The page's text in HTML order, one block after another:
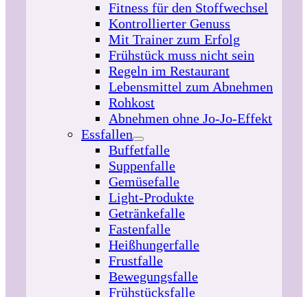
Fitness für den Stoffwechsel
Kontrollierter Genuss
Mit Trainer zum Erfolg
Frühstück muss nicht sein
Regeln im Restaurant
Lebensmittel zum Abnehmen
Rohkost
Abnehmen ohne Jo-Jo-Effekt
Essfallen
Buffetfalle
Suppenfalle
Gemüsefalle
Light-Produkte
Getränkefalle
Fastenfalle
Heißhungerfalle
Frustfalle
Bewegungsfalle
Frühstücksfalle